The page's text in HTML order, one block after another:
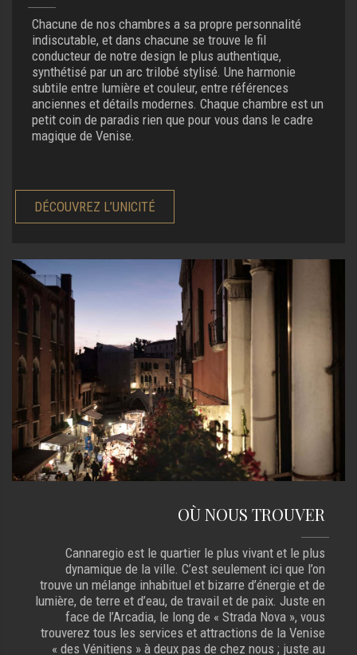
Chacune de nos chambres a sa propre personnalité
indiscutable, et dans chacune se trouve le fil
conducteur de notre design le plus authentique,
synthétisé par un arc trilobé stylisé. Une harmonie
subtile entre lumière et couleur, entre références
anciennes et détails modernes. Chaque chambre est un
petit coin de paradis rien que pour vous dans le cadre
magique de Venise.
DÉCOUVREZ L’UNICITÉ
OÙ NOUS TROUVER
Cannaregio est le quartier le plus vivant et le plus
dynamique de la ville. C’est seulement ici que l’on
trouve un mélange inhabituel et bizarre d’énergie et de
lumière, de terre et d’eau, de travail et de paix. Juste en
face de l’Arcadia, le long de « Strada Nova », vous
trouverez tous les services et attractions de la Venise
« des Vénitiens » à deux pas de chez nous ; juste au